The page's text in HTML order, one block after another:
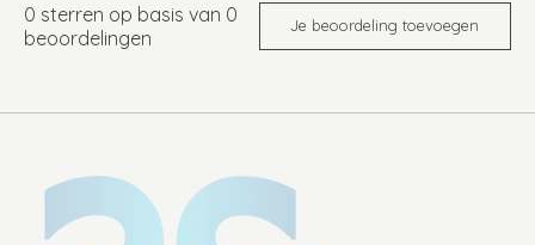
0 sterren op basis van 0
beoordelingen
Je beoordeling toevoegen